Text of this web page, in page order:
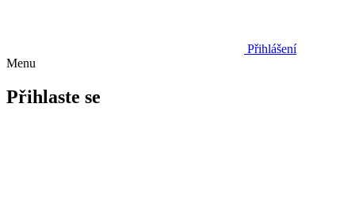
Přihlášení
Menu
Přihlaste se